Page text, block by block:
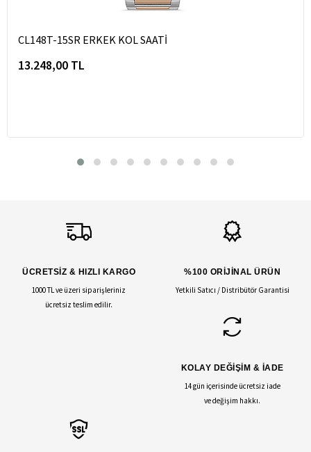
CL148T-15SR ERKEK KOL SAATİ
13.248,00 TL
ÜCRETSİZ & HIZLI KARGO
1000 TL ve üzeri siparişleriniz
ücretsiz teslim edilir.
%100 ORİJİNAL ÜRÜN
Yetkili Satıcı / Distribütör Garantisi
KOLAY DEĞİŞİM & İADE
14 gün içerisinde ücretsiz iade
ve değişim hakkı.